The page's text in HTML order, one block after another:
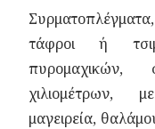
τάφροι ή
πυρομαχικών,
χιλιομέτρων,
μαγειρεία,